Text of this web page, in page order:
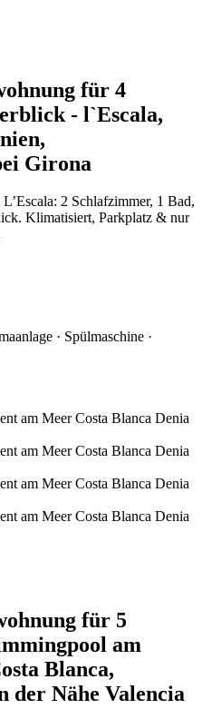
für 4
- l`Escala,
Girona
2 Schlafzimmer, 1 Bad,
Klimatisiert, Parkplatz & nur
· Spülmaschine ·
für 5
am
Blanca,
der Nähe Valencia